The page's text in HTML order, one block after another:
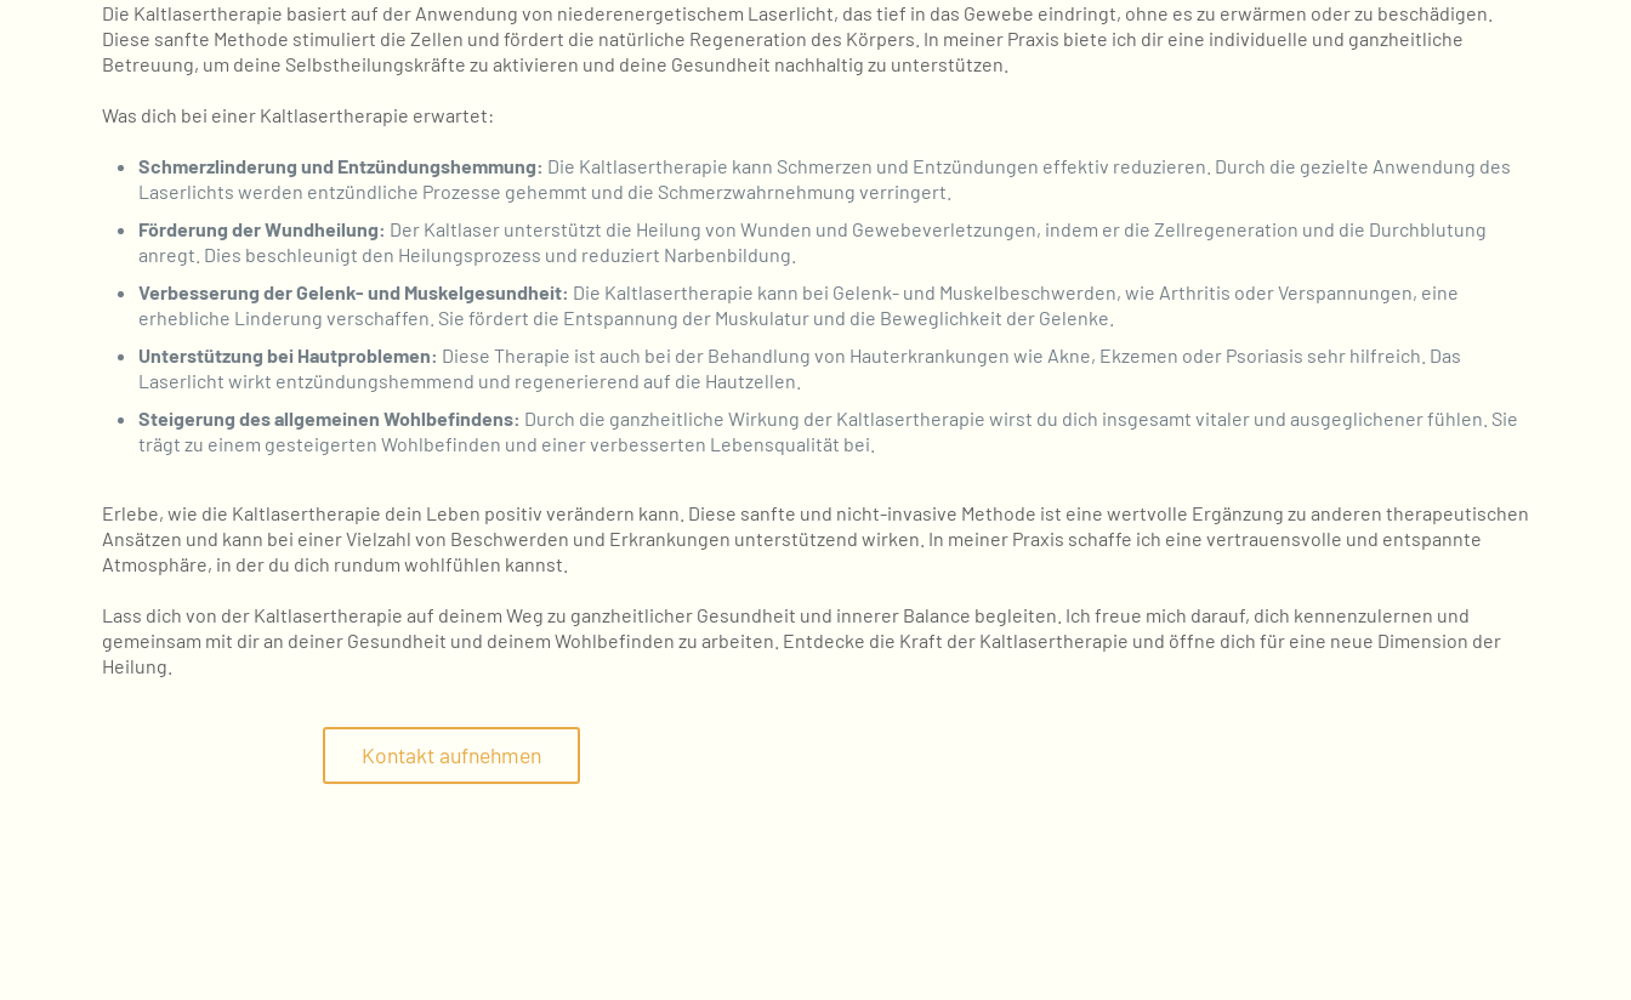
Die Kaltlasertherapie basiert auf der Anwendung von niederenergetischem Laserlicht, das tief in das Gewebe eindringt, ohne es zu erwärmen oder zu beschädigen.
Diese sanfte Methode stimuliert die Zellen und fördert die natürliche Regeneration des Körpers. In meiner Praxis biete ich dir eine individuelle und ganzheitliche
Betreuung, um deine Selbstheilungskräfte zu aktivieren und deine Gesundheit nachhaltig zu unterstützen.
Was dich bei einer Kaltlasertherapie erwartet:
Schmerzlinderung und Entzündungshemmung: Die Kaltlasertherapie kann Schmerzen und Entzündungen effektiv reduzieren. Durch die gezielte Anwendung des
Laserlichts werden entzündliche Prozesse gehemmt und die Schmerzwahrnehmung verringert.
Förderung der Wundheilung: Der Kaltlaser unterstützt die Heilung von Wunden und Gewebeverletzungen, indem er die Zellregeneration und die Durchblutung
anregt. Dies beschleunigt den Heilungsprozess und reduziert Narbenbildung.
Verbesserung der Gelenk- und Muskelgesundheit: Die Kaltlasertherapie kann bei Gelenk- und Muskelbeschwerden, wie Arthritis oder Verspannungen, eine
erhebliche Linderung verschaffen. Sie fördert die Entspannung der Muskulatur und die Beweglichkeit der Gelenke.
Unterstützung bei Hautproblemen: Diese Therapie ist auch bei der Behandlung von Hauterkrankungen wie Akne, Ekzemen oder Psoriasis sehr hilfreich. Das
Laserlicht wirkt entzündungshemmend und regenerierend auf die Hautzellen.
Steigerung des allgemeinen Wohlbefindens: Durch die ganzheitliche Wirkung der Kaltlasertherapie wirst du dich insgesamt vitaler und ausgeglichener fühlen. Sie
trägt zu einem gesteigerten Wohlbefinden und einer verbesserten Lebensqualität bei.
Erlebe, wie die Kaltlasertherapie dein Leben positiv verändern kann. Diese sanfte und nicht-invasive Methode ist eine wertvolle Ergänzung zu anderen therapeutischen
Ansätzen und kann bei einer Vielzahl von Beschwerden und Erkrankungen unterstützend wirken. In meiner Praxis schaffe ich eine vertrauensvolle und entspannte
Atmosphäre, in der du dich rundum wohlfühlen kannst.
Lass dich von der Kaltlasertherapie auf deinem Weg zu ganzheitlicher Gesundheit und innerer Balance begleiten. Ich freue mich darauf, dich kennenzulernen und
gemeinsam mit dir an deiner Gesundheit und deinem Wohlbefinden zu arbeiten. Entdecke die Kraft der Kaltlasertherapie und öffne dich für eine neue Dimension der
Heilung.
Kontakt aufnehmen